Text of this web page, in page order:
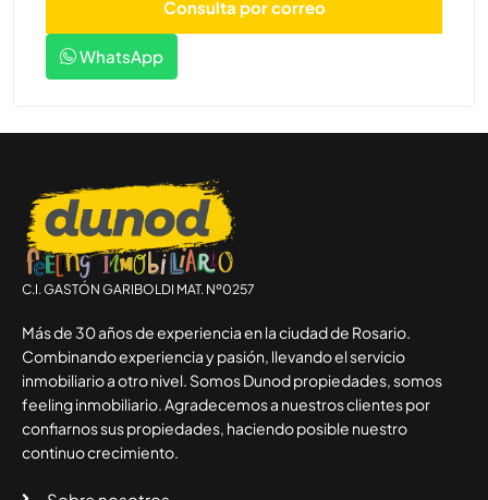
WhatsApp
C.I. GASTÓN GARIBOLDI MAT. Nº0257
Más de 30 años de experiencia en la ciudad de Rosario.
Combinando experiencia y pasión, llevando el servicio
inmobiliario a otro nivel. Somos Dunod propiedades, somos
feeling inmobiliario. Agradecemos a nuestros clientes por
confiarnos sus propiedades, haciendo posible nuestro
continuo crecimiento.